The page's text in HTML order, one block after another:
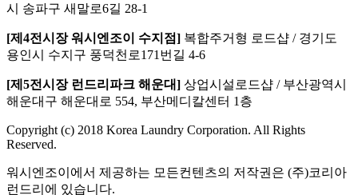
시 송파구 새말로6길 28-1
[제4전시장 워시엔조이 수지점] 복합주거형 로드샵 / 경기도
용인시 수지구 풍덕천로171번길 4-6
[제5전시장 런드리파크 해운대] 상업시설로드샵 / 부산광역시
해운대구 해운대로 554, 부산메디칼센터 1층
Copyright (c) 2018 Korea Laundry Corporation. All Rights
Reserved.
워시엔조이에서 제공하는 모든컨텐츠의 저작권은 (주)코리아
런드리에 있습니다.